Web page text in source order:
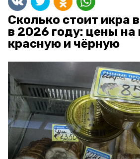
Сколько стоит икра
в 2026 году: цены
красную и чёрную